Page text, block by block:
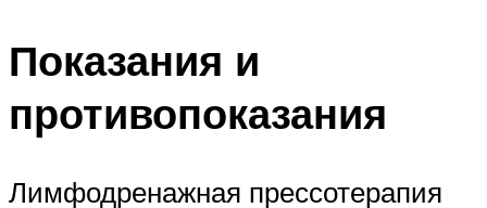
Показания и
противопоказания
Лимфодренажная прессотерапия